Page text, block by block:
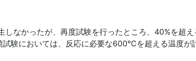
なかったが、再度試験を行ったところ、40%を超
験においては、反応に必要な600℃を超える温度が